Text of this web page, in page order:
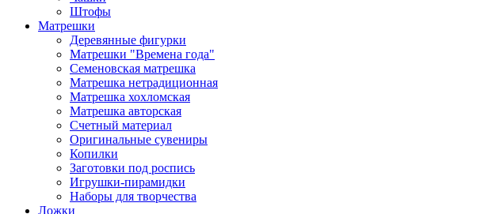
Штофы
Матрешки
Деревянные фигурки
Матрешки "Времена года"
Семеновская матрешка
Матрешка нетрадиционная
Матрешка хохломская
Матрешка авторская
Счетный материал
Оригинальные сувениры
Копилки
Заготовки под роспись
Игрушки-пирамидки
Наборы для творчества
Ложки